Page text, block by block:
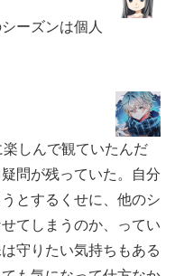
ーズンは個人
しんで観ていたんだ
問が残っていた。自分
とするくせに、他のシ
てしまうのか、ってい
守りたい気持ちもある